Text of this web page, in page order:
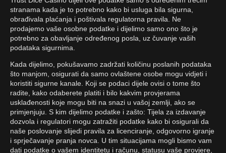
stranama kada je to potrebno kako bi usluga bila sigurna,
obrađivala plaćanja i poštivala regulatorna pravila. Ne
prodajemo vaše osobne podatke i dijelimo samo ono što je
potrebno za obavljanje određenog posla, uz čuvanje vaših
podataka sigurnima.
Kada dijelimo, pokušavamo zadržati količinu poslanih podataka
što manjom, osigurati da samo ovlaštene osobe mogu vidjeti i
koristiti sigurne kanale. Koji se podaci dijele ovisi o tome što
radite, kako odaberete platiti i bilo kakvim provjerama
usklađenosti koje mogu biti na snazi u vašoj zemlji, ako se
primjenjuju. S kim dijelimo podatke i zašto: Tijela za izdavanje
dozvola i regulatori mogu zatražiti podatke kako bi osigurali da
naše poslovanje slijedi pravila za licenciranje, odgovorno igranje
i sprječavanje pranja novca. U tim situacijama mogli bismo vam
dati podatke o vašem identitetu i računu, statusu vaše provjere,